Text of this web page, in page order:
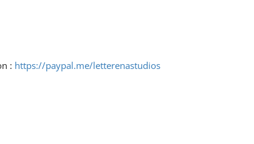
: https://paypal.me/letterenastudios